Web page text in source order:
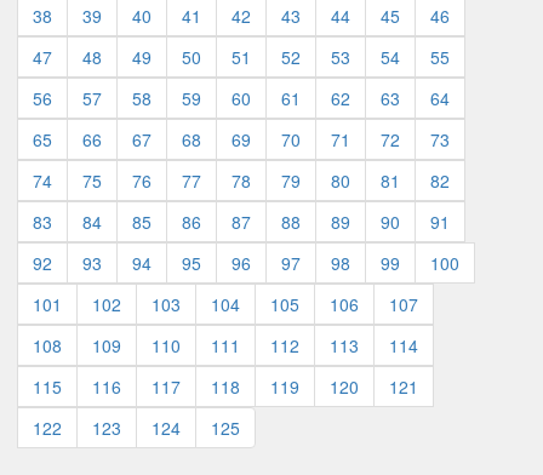
38
39 40 41 42 43 44 45
46
47
48 49 50 51 52 53 54
55
56
57 58 59 60 61 62 63
64
65
66 67 68 69 70 71 72
73
74
75 76 77 78 79 80 81
82
83
84 85 86 87 88 89 90
91
92
93 94 95 96 97 98 99
100
101
102 103 104 105 106
107
108
109 110 111 112 113
114
115
116 117 118 119 120
121
122
123 124 125